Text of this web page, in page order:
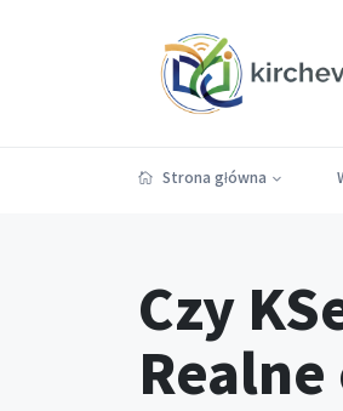
Strona główna
Czy